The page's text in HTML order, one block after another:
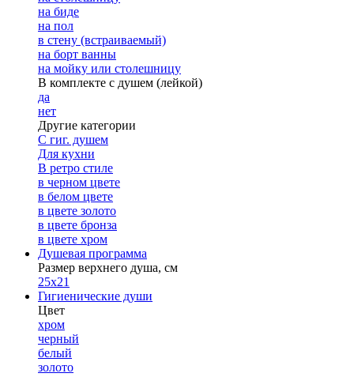
на биде
на пол
в стену (встраиваемый)
на борт ванны
на мойку или столешницу
В комплекте с душем (лейкой)
да
нет
Другие категории
С гиг. душем
Для кухни
В ретро стиле
в черном цвете
в белом цвете
в цвете золото
в цвете бронза
в цвете хром
Душевая программа
Размер верхнего душа, см
25х21
Гигиенические души
Цвет
хром
черный
белый
золото